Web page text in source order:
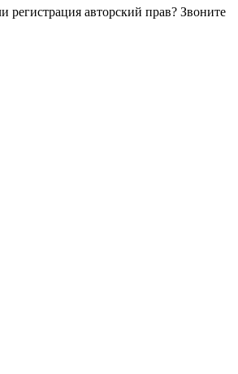
регистрация авторский прав? Звоните